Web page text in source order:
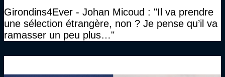
Girondins4Ever - Johan Micoud : "Il va prendre
une sélection étrangère, non ? Je pense qu’il va
ramasser un peu plus…"